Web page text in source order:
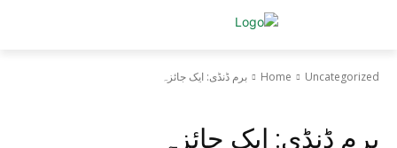
Home Uncategorized برم ڈنڈی: ایک جائزہ
برم ڈنڈی: ایک جائزہ